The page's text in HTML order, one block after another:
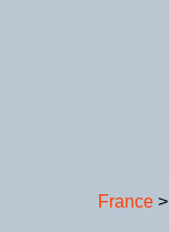
France >